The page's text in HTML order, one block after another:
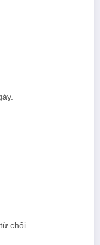
chối.